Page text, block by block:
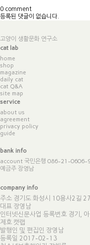
0 comment
등록된 댓글이 없습니다.
고양이 생활문화 연구소
cat lab
home
shop
magazine
daily cat
cat Q&A
site map
service
about us
agreement
privacy policy
guide
bank info
account 국민은행 086-21-0606-
예금주 장영남
company info
주소 경기도 화성시 10용사2길
대표 장영남
인터넷신문사업 등록번호 경기,
제호 캣랩
발행인 및 편집인 장영남
등록일 2017-02-13